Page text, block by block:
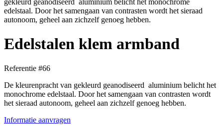
Edelstalen klem armband
Referentie #66
De kleurenpracht van gekleurd geanodiseerd aluminium belicht het
monochrome edelstaal. Door het samengaan van contrasten wordt
het sieraad autonoom, geheel aan zichzelf genoeg hebben.
Informatie aanvragen